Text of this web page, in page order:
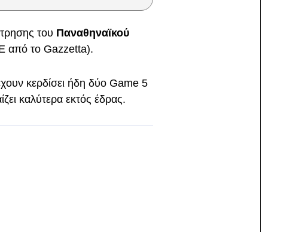
του Παναθηναϊκού
από το Gazzetta).
κερδίσει ήδη δύο Game 5
καλύτερα εκτός έδρας.